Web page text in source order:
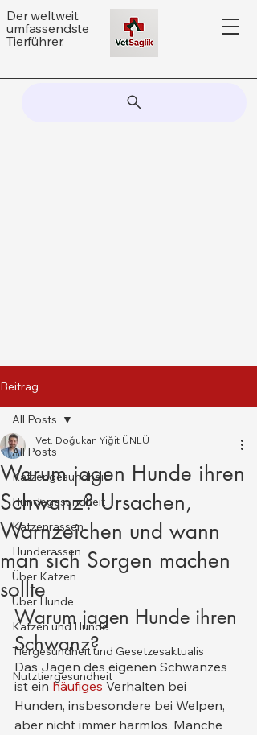
Der weltweit
umfassendste
Tierführer.
Beitrag
All Posts
Katzengesundheit
Hundegesundheit
Katzenrassen
Hunderassen
Über Katzen
Über Hunde
Katzen und Hunde
Tiergesundheit und Gesetzesaktualis
Nutztiergesundheit
All Posts
Warum jagen Hunde ihren
Schwanz? Ursachen,
Warnzeichen und wann
man sich Sorgen machen
sollte
Vet. Doğukan Yiğit ÜNLÜ
Warum jagen Hunde ihren
Schwanz?
Das Jagen des eigenen Schwanzes
ist ein häufiges Verhalten bei
Hunden, insbesondere bei Welpen,
aber nicht immer harmlos. Manche